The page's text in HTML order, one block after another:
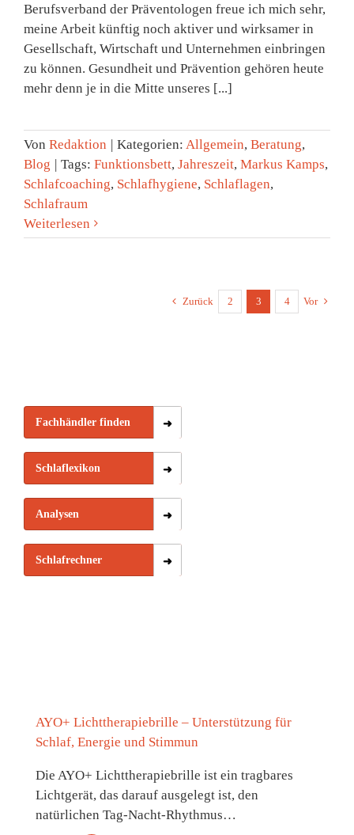
Berufsverband der Präventologen freue ich mich sehr,
meine Arbeit künftig noch aktiver und wirksamer in
Gesellschaft, Wirtschaft und Unternehmen einbringen
zu können. Gesundheit und Prävention gehören heute
mehr denn je in die Mitte unseres [...]
Von Redaktion | Kategorien: Allgemein, Beratung,
Blog | Tags: Funktionsbett, Jahreszeit, Markus Kamps,
Schlafcoaching, Schlafhygiene, Schlaflagen,
Schlafraum
Weiterlesen
Zurück 2 3 4 Vor
Fachhändler finden
Schlaflexikon
Analysen
Schlafrechner
AYO+ Lichttherapiebrille – Unterstützung für
Schlaf, Energie und Stimmun
Die AYO+ Lichttherapiebrille ist ein tragbares
Lichtgerät, das darauf ausgelegt ist, den
natürlichen Tag-Nacht-Rhythmus…